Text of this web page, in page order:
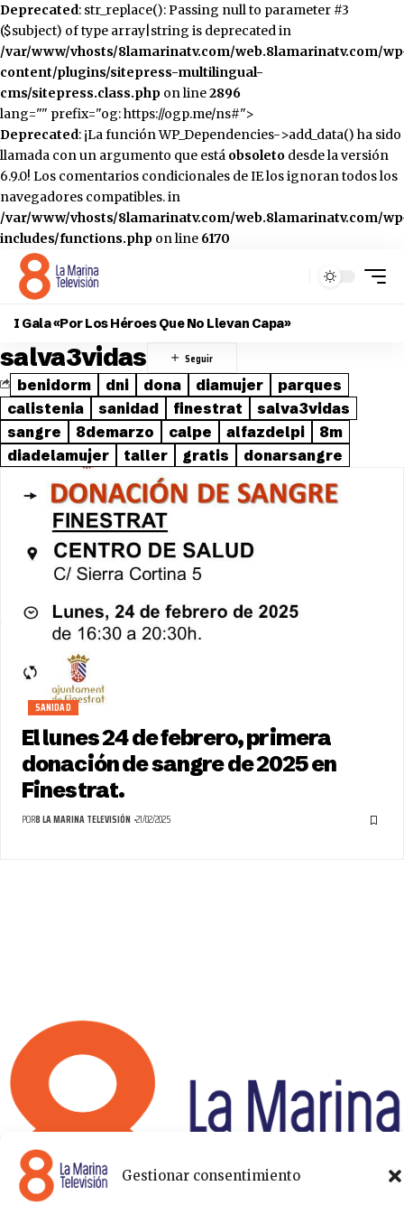
Gestionar consentimiento
Deprecated: str_replace(): Passing null to parameter #3
($subject) of type array|string is deprecated in
/var/www/vhosts/8lamarinatv.com/web.8lamarinatv.com/
content/plugins/sitepress-multilingual-
cms/sitepress.class.php on line2896
lang="" prefix="og: https://ogp.me/ns#">
Deprecated: ¡La función WP_Dependencies->add_data() ha sido
llamada con un argumento que está obsoleto desde la versión
6.9.0! Los comentarios condicionales de IE los ignoran todos los
navegadores compatibles. in
/var/www/vhosts/8lamarinatv.com/web.8lamarinatv.com/
includes/functions.php on line 6170
I Gala «Por Los Héroes Que No Llevan Capa»
salva3vidas
benidorm dni dona diamujer
parques
calistenia
sanidad finestrat
salva3vidas
sangre
8demarzo calpe alfazdelpi
8m
diadelamujer
taller gratis donarsangre
SANIDAD
El lunes 24 de febrero, primera
donación de sangre de 2025 en
Finestrat.
POR8 LA MARINA TELEVISIÓN 21/02/2025